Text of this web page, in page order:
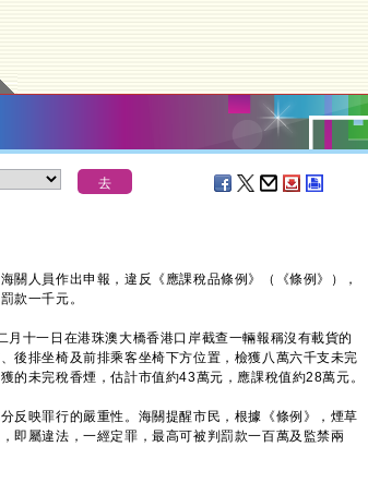
人員作出申報，違反《應課稅品條例》（《條例》），
款一千元。
十一日在港珠澳大橋香港口岸截查一輛報稱沒有載貨的
後排坐椅及前排乘客坐椅下方位置，檢獲八萬六千支未完
的未完稅香煙，估計市值約43萬元，應課稅值約28萬元。
映罪行的嚴重性。海關提醒市民，根據《條例》，煙草
即屬違法，一經定罪，最高可被判罰款一百萬及監禁兩